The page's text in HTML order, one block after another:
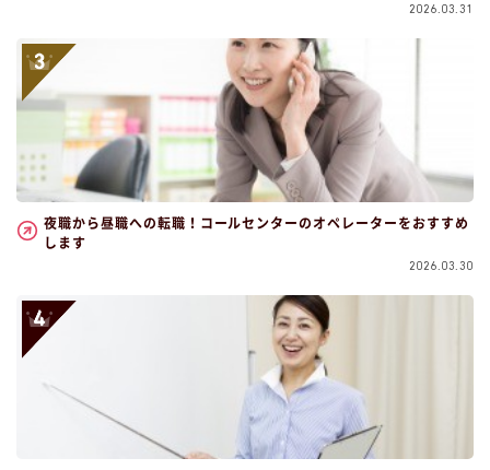
2026.03.31
夜職から昼職への転職！コールセンターのオペレーターをおすすめ
します
2026.03.30